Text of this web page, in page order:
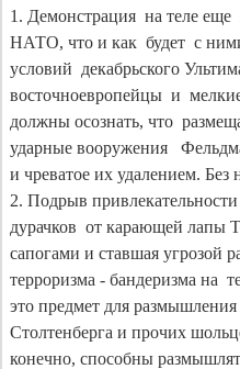
1. Демонстрация  на теле
НАТО, что и как  будет  с
условий  декабрьского
восточноевропейцы  и
должны осознать, что
ударные вооружения
и чреватое их удалением. Без
2. Подрыв
дурачков  от карающей лапы
сапогами и ставшая угрозой
терроризма - бандеризма на
это предмет для
Столтенберга и прочих
конечно, способны